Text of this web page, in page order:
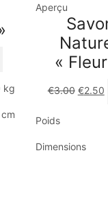
kg
Aperçu
«
€3.00 €2.50
Poids
Dimensions